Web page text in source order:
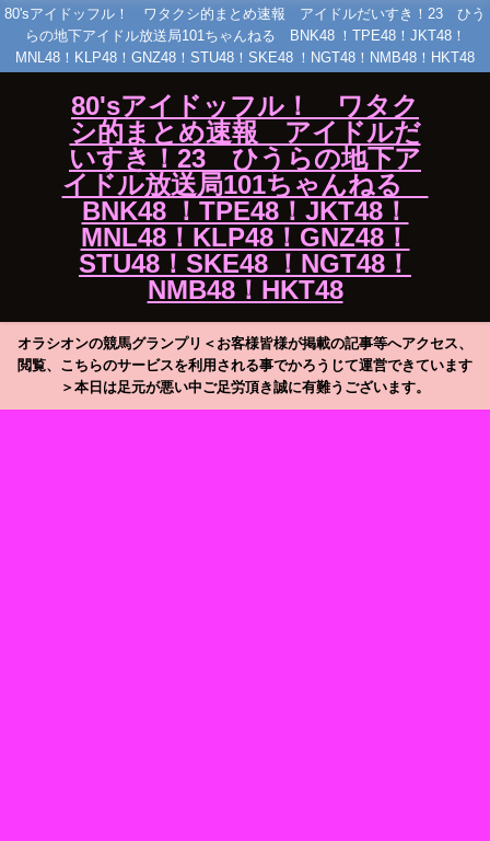
80'sアイドッフル！ ワタクシ的まとめ速報 アイドルだいすき！23 ひう
らの地下アイドル放送局101ちゃんねる BNK48 ！TPE48！JKT48！
MNL48！KLP48！GNZ48！STU48！SKE48 ！NGT48！NMB48！HKT48
80'sアイドッフル！ ワタク
シ的まとめ速報 アイドルだ
いすき！23 ひうらの地下ア
イドル放送局101ちゃんねる
BNK48 ！TPE48！JKT48！
MNL48！KLP48！GNZ48！
STU48！SKE48 ！NGT48！
NMB48！HKT48
オラシオンの競馬グランプリ＜お客様皆様が掲載の記事等へアクセス、
閲覧、こちらのサービスを利用される事でかろうじて運営できています
＞本日は足元が悪い中ご足労頂き誠に有難うございます。